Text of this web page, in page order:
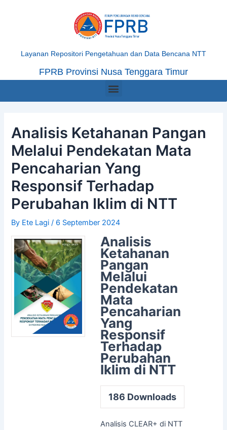
Layanan Repositori Pengetahuan dan Data Bencana NTT
FPRB Provinsi Nusa Tenggara Timur
Menu
Analisis Ketahanan Pangan
Melalui Pendekatan Mata
Pencaharian Yang
Responsif Terhadap
Perubahan Iklim di NTT
By Ete Lagi/ 6 September 2024
Analisis
Ketahanan
Pangan
Melalui
Pendekatan
Mata
Pencaharian
Yang
Responsif
Terhadap
Perubahan
Iklim di NTT
186 Downloads
Analisis CLEAR+ di NTT